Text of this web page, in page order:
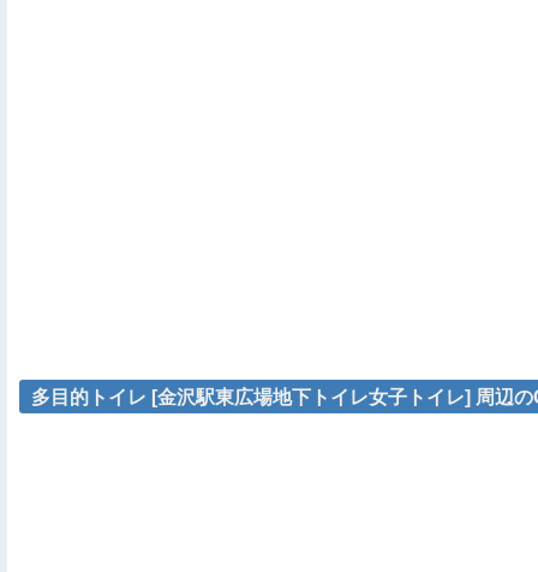
多目的トイレ [金沢駅東広場地下トイレ女子トイレ] 周辺